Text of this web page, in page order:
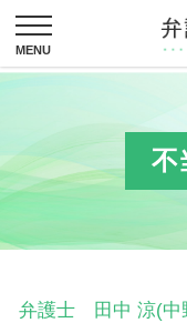
不
弁護士 田中 涼(中